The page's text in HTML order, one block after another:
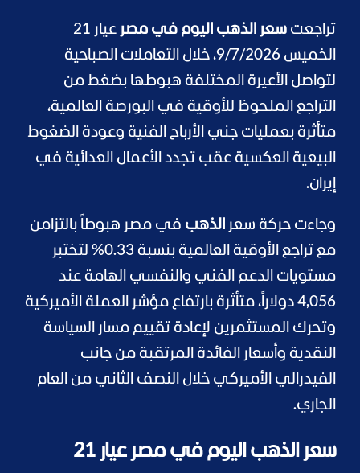
تراجعت سعر الذهب اليوم في مصر
عيار 21
الخميس 9/7/2026، خلال التعاملات الصباحية
لتواصل الأعيرة المختلفة هبوطها بضغط من
التراجع الملحوظ للأوقية في البورصة العالمية،
متأثرة بعمليات جني الأرباح الفنية وعودة الضغوط
البيعية العكسية عقب تجدد الأعمال العدائية في
إيران.
وجاءت حركة سعر الذهب في مصر هبوطاً بالتزامن
مع تراجع الأوقية العالمية بنسبة 0.33% لتختبر
مستويات الدعم الفني والنفسي الهامة عند
4,056 دولاراً، متأثرة بارتفاع مؤشر العملة الأميركية
وتحرك المستثمرين لإعادة تقييم مسار السياسة
النقدية وأسعار الفائدة المرتقبة من جانب
الفيدرالي الأميركي خلال النصف الثاني من العام
الجاري.
سعر الذهب اليوم في مصر عيار 21